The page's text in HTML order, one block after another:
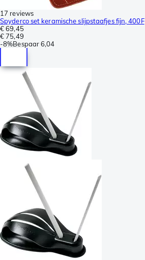
17 reviews
Spyderco set keramische slijpstaafjes fijn, 400F
€ 69,45
€ 75,49
-8%Bespaar6,04